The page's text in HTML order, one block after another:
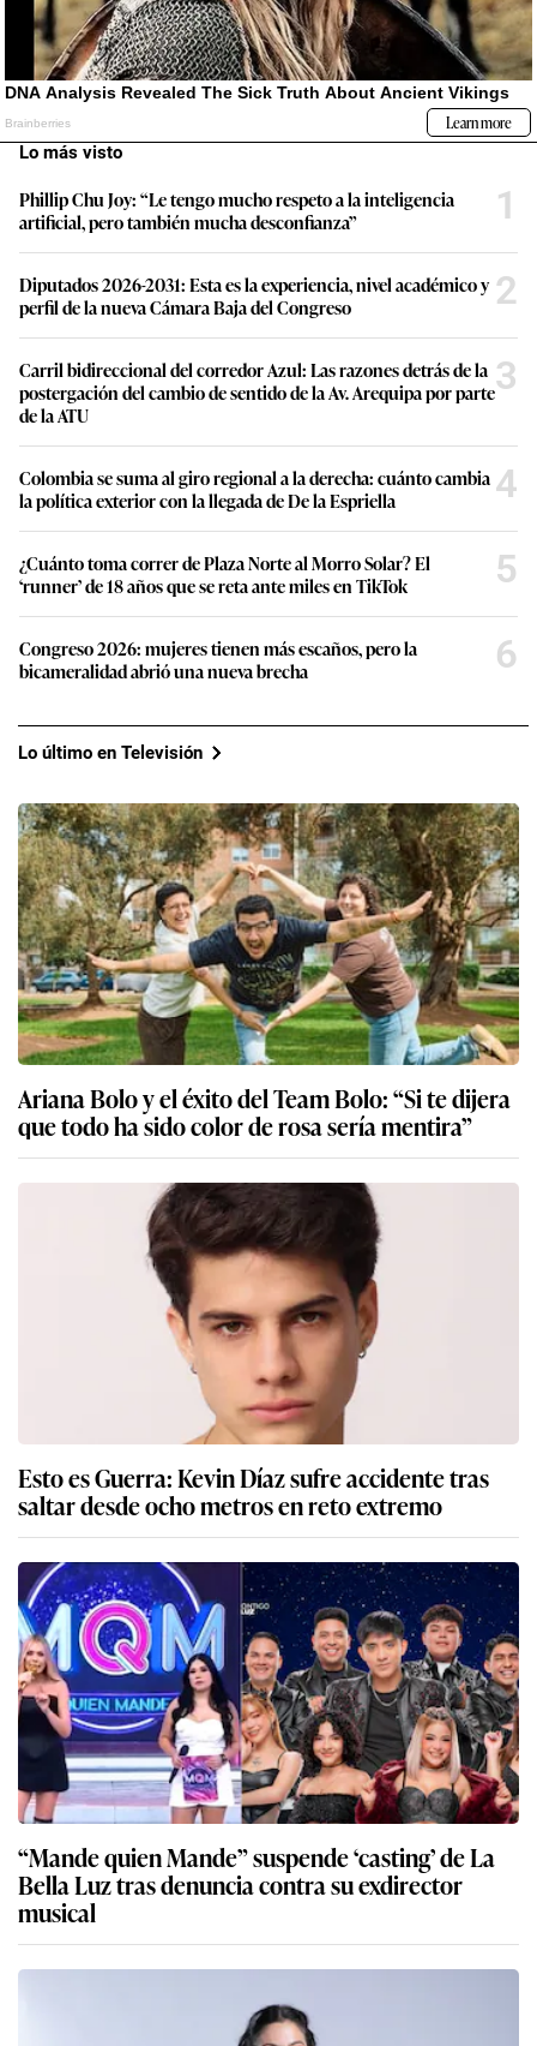
Lo más visto
Phillip Chu Joy: “Le tengo mucho respeto a la inteligencia
artificial, pero también mucha desconfianza”
1
Diputados 2026-2031: Esta es la experiencia, nivel académico y
perfil de la nueva Cámara Baja del Congreso
2
Carril bidireccional del corredor Azul: Las razones detrás de la
postergación del cambio de sentido de la Av. Arequipa por parte
de la ATU
3
Colombia se suma al giro regional a la derecha: cuánto cambia
la política exterior con la llegada de De la Espriella
4
¿Cuánto toma correr de Plaza Norte al Morro Solar? El
‘runner’ de 18 años que se reta ante miles en TikTok
5
Congreso 2026: mujeres tienen más escaños, pero la
bicameralidad abrió una nueva brecha
6
Lo último en Televisión
Ariana Bolo y el éxito del Team Bolo: “Si te dijera
que todo ha sido color de rosa sería mentira”
Esto es Guerra: Kevin Díaz sufre accidente tras
saltar desde ocho metros en reto extremo
“Mande quien Mande” suspende ‘casting’ de La
Bella Luz tras denuncia contra su exdirector
musical